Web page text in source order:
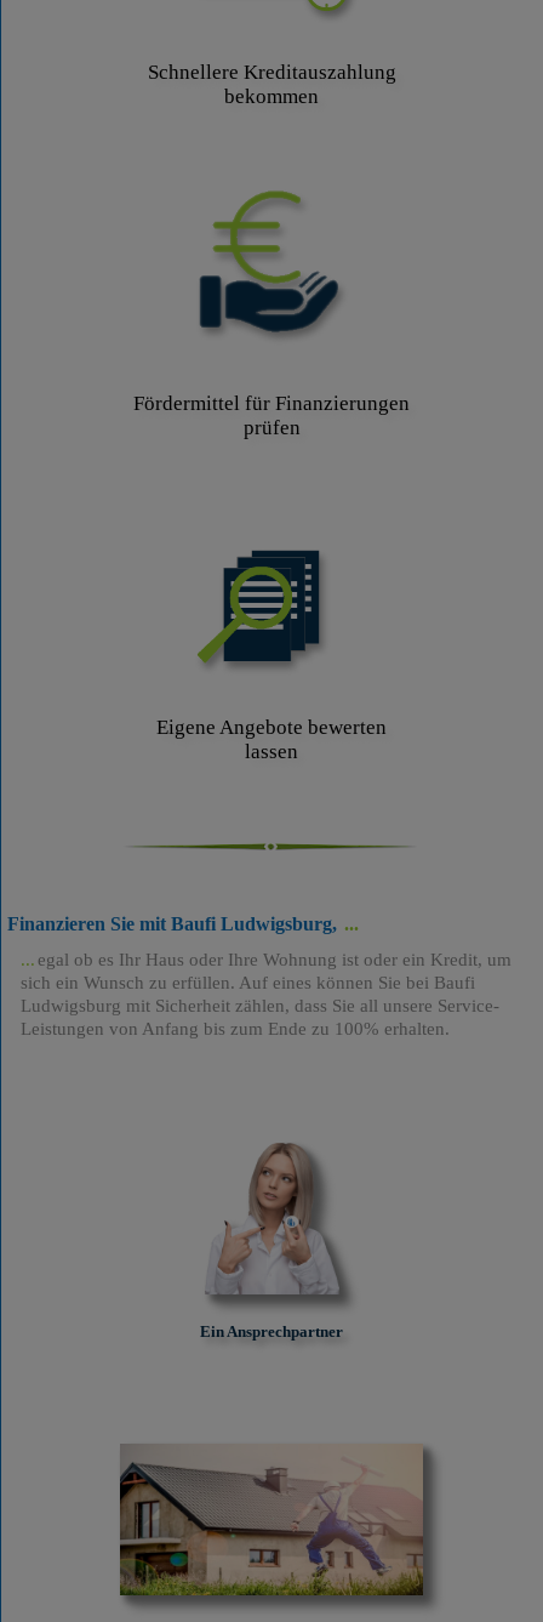
Schnellere Kreditauszahlung
bekommen
Fördermittel für Finanzierungen
prüfen
Eigene Angebote bewerten
lassen
Finanzieren Sie mit Baufi Ludwigsburg,
egal ob es Ihr Haus oder Ihre Wohnung ist oder ein Kredit, um
sich ein Wunsch zu erfüllen. Auf eines können Sie bei Baufi
Ludwigsburg mit Sicherheit zählen, dass Sie all unsere Service-
Leistungen von Anfang bis zum Ende zu 100% erhalten.
Ein Ansprechpartner